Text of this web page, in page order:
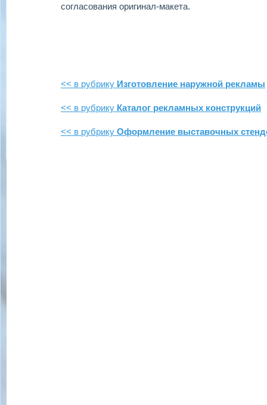
согласования оригинал-макета.
<< в рубрику Изготовление наружной рекламы
<< в рубрику Каталог рекламных конструкций
<< в рубрику Оформление выставочных